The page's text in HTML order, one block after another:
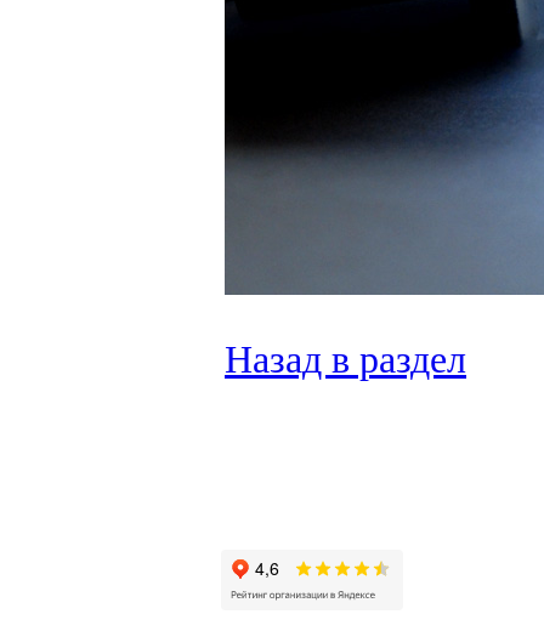
Назад в раздел